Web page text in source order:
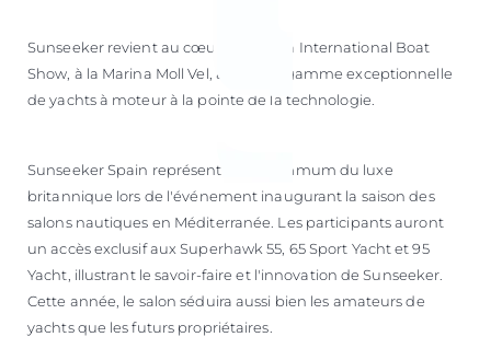
Sunseeker revient au cœur du Palma International Boat
Show, à la Marina Moll Vel, avec une gamme exceptionnelle
de yachts à moteur à la pointe de la technologie.
Sunseeker Spain représentera le summum du luxe
britannique lors de l'événement inaugurant la saison des
salons nautiques en Méditerranée. Les participants auront
un accès exclusif aux Superhawk 55, 65 Sport Yacht et 95
Yacht, illustrant le savoir-faire et l'innovation de Sunseeker.
Cette année, le salon séduira aussi bien les amateurs de
yachts que les futurs propriétaires.